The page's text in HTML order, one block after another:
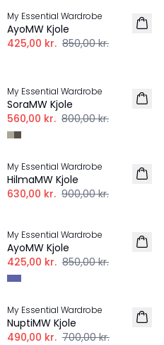
My Essential Wardrobe
AyoMW Kjole
425,00 kr. 850,00 kr.
My Essential Wardrobe
SoraMW Kjole
560,00 kr. 800,00 kr.
-30%
My Essential Wardrobe
HilmaMW Kjole
630,00 kr. 900,00 kr.
My Essential Wardrobe
AyoMW Kjole
425,00 kr. 850,00 kr.
-30%
My Essential Wardrobe
NuptiMW Kjole
490,00 kr. 700,00 kr.